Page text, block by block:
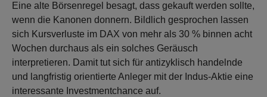
Eine alte Börsenregel besagt, dass gekauft werden sollte,
wenn die Kanonen donnern. Bildlich gesprochen lassen
sich Kursverluste im DAX von mehr als 30 % binnen acht
Wochen durchaus als ein solches Geräusch
interpretieren. Damit tut sich für antizyklisch handelnde
und langfristig orientierte Anleger mit der Indus-Aktie eine
interessante Investmentchance auf.